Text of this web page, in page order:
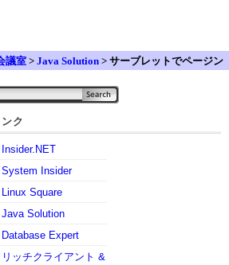
議室 > Java Solution > サーブレットでページン
ク
Insider.NET
System Insider
Linux Square
Java Solution
Database Expert
リッチクライアント &